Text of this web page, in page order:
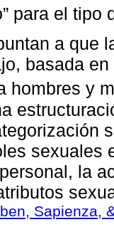
para el tipo
a que
basada
hombres y
sexuales
la
Sapienza,